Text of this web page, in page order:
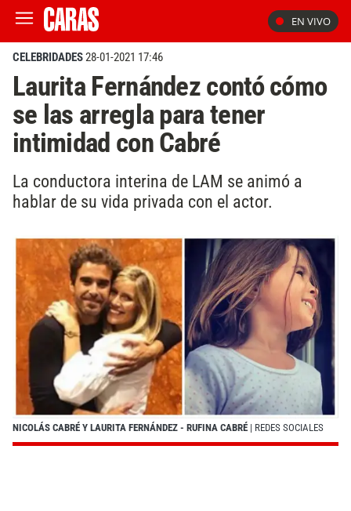
EN VIVO
CELEBRIDADES28-01-2021 17:46
Laurita Fernández contó cómo
se las arregla para tener
intimidad con Cabré
La conductora interina de LAM se animó a
hablar de su vida privada con el actor.
NICOLÁS CABRÉ Y LAURITA FERNÁNDEZ - RUFINA CABRÉ | REDES SOCIALES